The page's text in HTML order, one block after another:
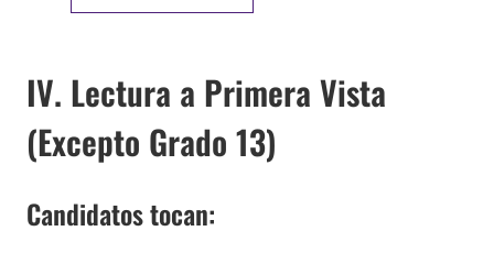
IV. Lectura a Primera Vista
(Excepto Grado 13)
Candidatos tocan: